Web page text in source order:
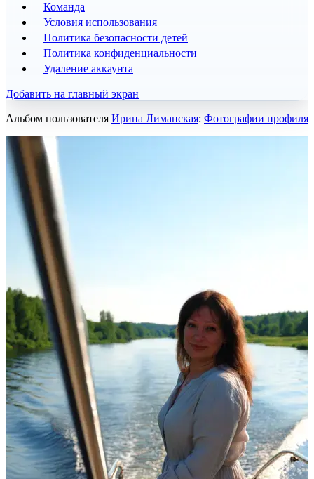
Команда
Условия использования
Политика безопасности детей
Политика конфиденциальности
Удаление аккаунта
Добавить на главный экран
Альбом пользователя Ирина Лиманская: Фотографии профиля